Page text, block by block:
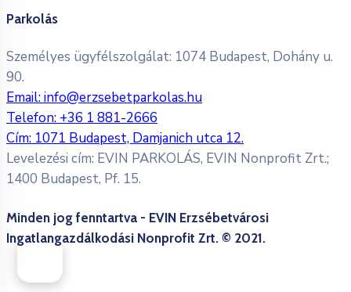
Parkolás
Személyes ügyfélszolgálat: 1074 Budapest, Dohány u.
90.
Email:info@erzsebetparkolas.hu
Telefon: +36 1 881-2666
Cím: 1071 Budapest, Damjanich utca 12.
Levelezési cím: EVIN PARKOLÁS, EVIN Nonprofit Zrt.;
1400 Budapest, Pf. 15.
Minden jog fenntartva - EVIN Erzsébetvárosi
Ingatlangazdálkodási Nonprofit Zrt. © 2021.
Adatkezelési Tájékoztatás